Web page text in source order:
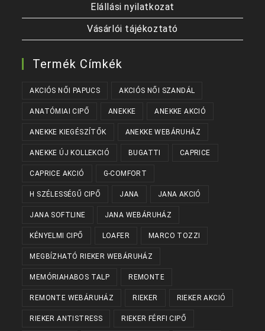
Elállási nyilatkozat
Vásárlói tájékoztató
Termék Címkék
AKCIÓS NŐI PAPUCS AKCIÓS NŐI SZANDÁL
ANATÓMIAI CIPŐ ANEKKE ANEKKE AKCIÓ
ANEKKE KIEGÉSZÍTŐK ANEKKE WEBÁRUHÁZ
ANEKKE ÚJ KOLLEKCIÓ BUGATTI CAPRICE
CAPRICE AKCIÓ G-COMFORT
H SZÉLESSÉGŰ CIPŐ JANA JANA AKCIÓ
JANA SOFTLINE JANA WEBÁRUHÁZ
KÉNYELMI CIPŐ LOAFER MARCO TOZZI
MEGBÍZHATÓ RIEKER WEBÁRUHÁZ
MEMÓRIAHABOS TALP REMONTE
REMONTE WEBÁRUHÁZ RIEKER RIEKER AKCIÓ
RIEKER ANTISTRESS RIEKER FÉRFI CIPŐ